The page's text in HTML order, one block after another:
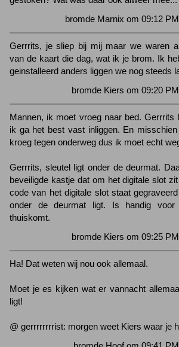
bromde Marnix om 09:12
Gerrrits, je sliep bij mij maar we waren
van de kaart die dag, wat ik je brom. Ik
geinstalleerd anders liggen we nog steeds
bromde Kiers om 09:20
Mannen, ik moet vroeg naar bed. Gerrrits
ik ga het best vast inliggen. En
kroeg tegen onderweg dus ik moet echt
Gerrrits, sleutel ligt onder de deurmat.
beveiligde kastje dat om het digitale slot
code van het digitale slot staat
onder de deurmat ligt. Is handig
thuiskomt.
bromde Kiers om 09:25
Ha! Dat weten wij nou ook allemaal.
Moet je es kijken wat er vannacht
ligt!
@ gerrrrrrrrist: morgen weet Kiers waar je